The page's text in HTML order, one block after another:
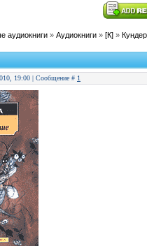
аудиокниги » Аудиокниги » [К] »
19:00 | Сообщение # 1